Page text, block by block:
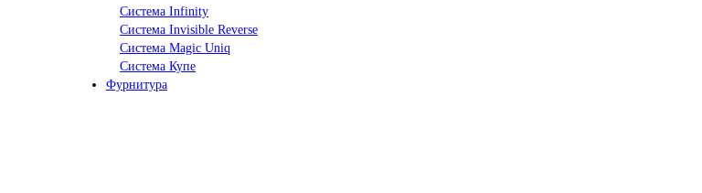
Система Infinity
Система Invisible Reverse
Система Magic Uniq
Система Купе
Фурнитура